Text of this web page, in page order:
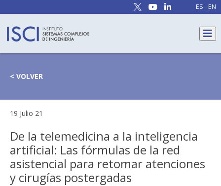
ES EN
< VOLVER
19 Julio 21
De la telemedicina a la inteligencia
artificial: Las fórmulas de la red
asistencial para retomar atenciones
y cirugías postergadas